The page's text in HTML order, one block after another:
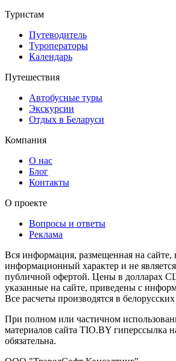
Туристам
Путеводитель
Туроператоры
Календарь
Путешествия
Автобусные туры
Экскурсии
Отдых в Беларуси
Компания
О нас
Блог
Контакты
О проекте
Вопросы и ответы
Реклама
Вся информация, размещенная на сайте,
информационный характер и не
публичной офертой. Цены в долларах
указанные на сайте, приведены с
Все расчеты производятся в
При полном или частичном
материалов сайта TIO.BY гиперссылка
обязательна.